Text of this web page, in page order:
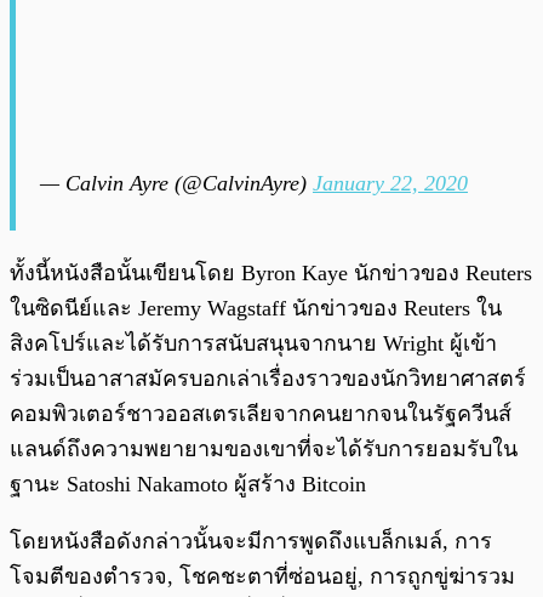
— Calvin Ayre (@CalvinAyre) January 22, 2020
ทั้งนี้หนังสือนั้นเขียนโดย Byron Kaye นักข่าวของ Reuters
ในซิดนีย์และ Jeremy Wagstaff นักข่าวของ Reuters ใน
สิงคโปร์และได้รับการสนับสนุนจากนาย Wright ผู้เข้า
ร่วมเป็นอาสาสมัครบอกเล่าเรื่องราวของนักวิทยาศาสตร์
คอมพิวเตอร์ชาวออสเตรเลียจากคนยากจนในรัฐควีนส์
แลนด์ถึงความพยายามของเขาที่จะได้รับการยอมรับใน
ฐานะ Satoshi Nakamoto ผู้สร้าง Bitcoin
โดยหนังสือดังกล่าวนั้นจะมีการพูดถึงแบล็กเมล์, การ
โจมตีของตำรวจ, โชคชะตาที่ซ่อนอยู่, การถูกขู่ฆ่ารวม